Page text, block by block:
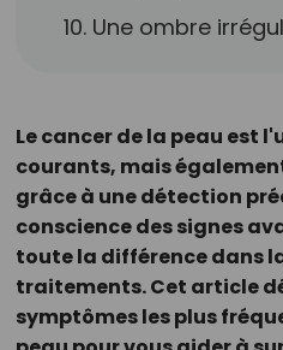
10. Une ombre
Le cancer de la peau est
courants, mais
grâce à une détection
conscience des signes
toute la différence dans
traitements. Cet article
symptômes les plus